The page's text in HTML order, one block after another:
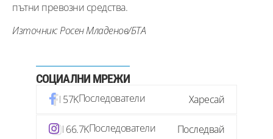
пътни превозни средства.
Източник: Росен Младенов/БТА
СОЦИАЛНИ МРЕЖИ
57KПоследователи Харесай
66.7KПоследователи Последвай